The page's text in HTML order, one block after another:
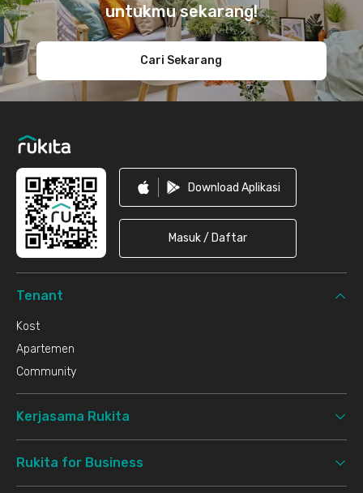
untukmu sekarang!
Cari Sekarang
Download Aplikasi
Masuk / Daftar
Tenant
Kost
Apartemen
Community
Kerjasama Rukita
Rukita for Business